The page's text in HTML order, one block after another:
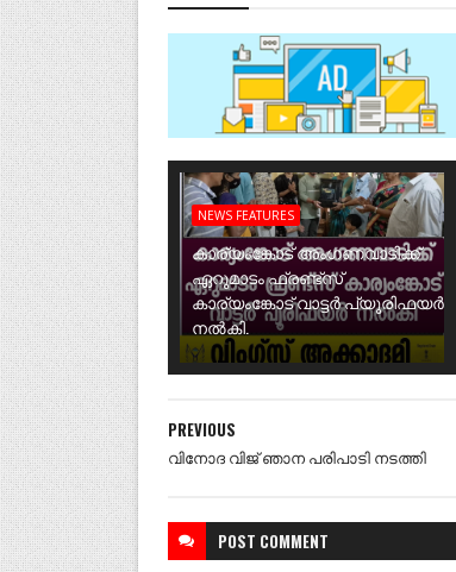
NEWS FEATURES
കാര്യംങ്കോട് അംഗണവാടിക്ക്
ഏറുമാടം ഫ്രണ്ട്സ്
കാര്യംങ്കോട് വാട്ടർ പ്യൂരിഫയർ
നൽകി.
PREVIOUS
വിനോദ വിജ് ഞാന പരിപാടി നടത്തി
POST COMMENT